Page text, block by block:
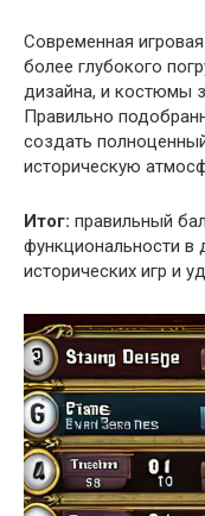
Современная
более глубокого
дизайна, и костюмы
Правильно
создать
историческую
Итог: правильный
функциональности в
исторических игр и